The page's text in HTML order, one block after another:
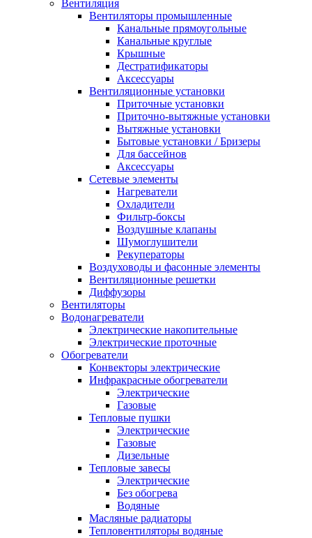
Вентиляция
Вентиляторы промышленные
Канальные прямоугольные
Канальные круглые
Крышные
Дестратификаторы
Аксессуары
Вентиляционные установки
Приточные установки
Приточно-вытяжные установки
Вытяжные установки
Бытовые установки / Бризеры
Для бассейнов
Аксессуары
Сетевые элементы
Нагреватели
Охладители
Фильтр-боксы
Воздушные клапаны
Шумоглушители
Рекуператоры
Воздуховоды и фасонные элементы
Вентиляционные решетки
Диффузоры
Вентиляторы
Водонагреватели
Электрические накопительные
Электрические проточные
Обогреватели
Конвекторы электрические
Инфракрасные обогреватели
Электрические
Газовые
Тепловые пушки
Электрические
Газовые
Дизельные
Тепловые завесы
Электрические
Без обогрева
Водяные
Масляные радиаторы
Тепловентиляторы водяные